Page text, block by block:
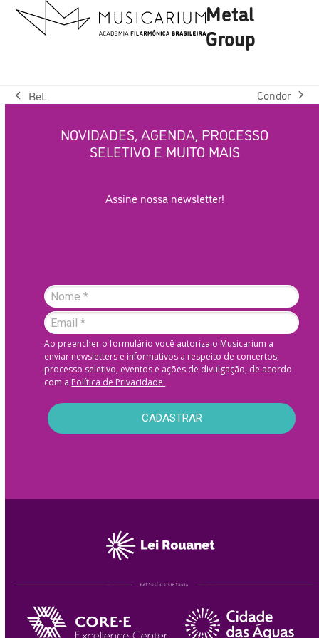
SkipOpen
mobile
Close
mobile
Metal
Group
previous
BeL
next
Condor
NOVIDADES, AGENDA, PROCESSO
SELETIVO E MUITO MAIS
Assine nossa newsletter!
Ao preencher o formulário você autoriza o Musicarium a
enviar newsletters e informativos a respeito de concertos,
processo seletivo, eventos e ações de divulgação, de acordo
com a Política de Privacidade.
CADASTRAR